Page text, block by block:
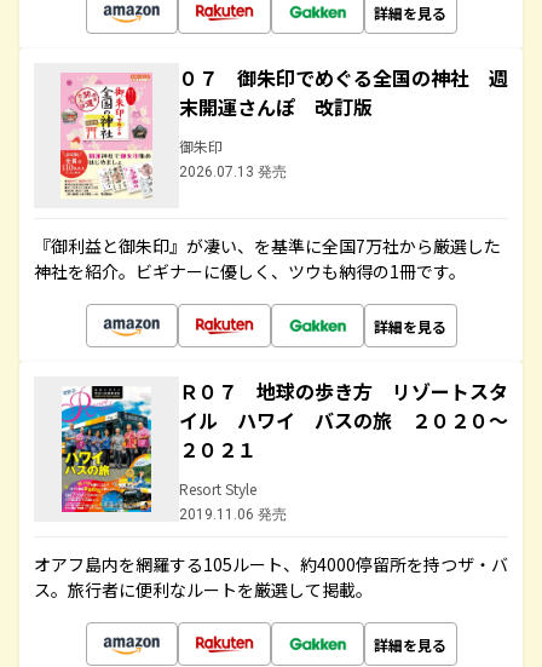
詳細を見る
０７ 御朱印でめぐる全国の神社 週
末開運さんぽ 改訂版
御朱印
2026.07.13 発売
『御利益と御朱印』が凄い、を基準に全国7万社から厳選した
神社を紹介。ビギナーに優しく、ツウも納得の1冊です。
詳細を見る
Ｒ０７ 地球の歩き方 リゾートスタ
イル ハワイ バスの旅 ２０２０～
２０２１
Resort Style
2019.11.06 発売
オアフ島内を網羅する105ルート、約4000停留所を持つザ・バ
ス。旅行者に便利なルートを厳選して掲載。
詳細を見る